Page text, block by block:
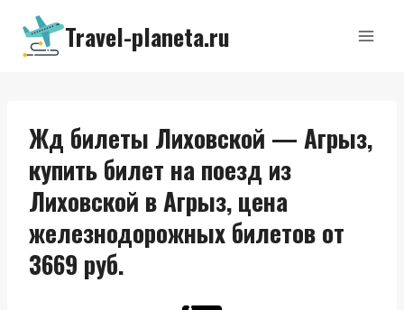
Перейти
содержимому
Travel-planeta.ru
Жд билеты Лиховской — Агрыз,
купить билет на поезд из
Лиховской в Агрыз, цена
железнодорожных билетов от
3669 руб.